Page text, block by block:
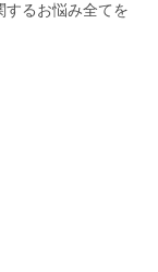
するお悩み全てを